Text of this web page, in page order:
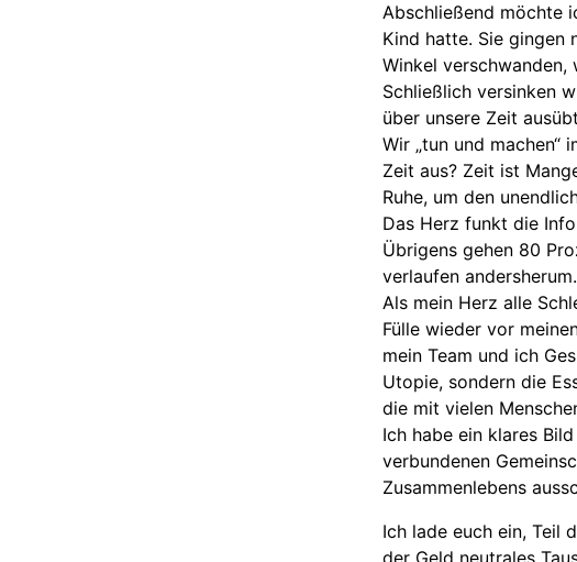
Abschließend möchte
Kind hatte. Sie gingen
Winkel verschwanden,
Schließlich versinken
über unsere Zeit
Wir „tun und machen“
Zeit aus? Zeit ist
Ruhe, um den
Das Herz funkt die
Übrigens gehen 80
verlaufen andersherum.
Als mein Herz alle
Fülle wieder vor
mein Team und ich
Utopie, sondern die
die mit vielen
Ich habe ein klares
verbundenen
Zusammenlebens
Ich lade euch ein, Teil